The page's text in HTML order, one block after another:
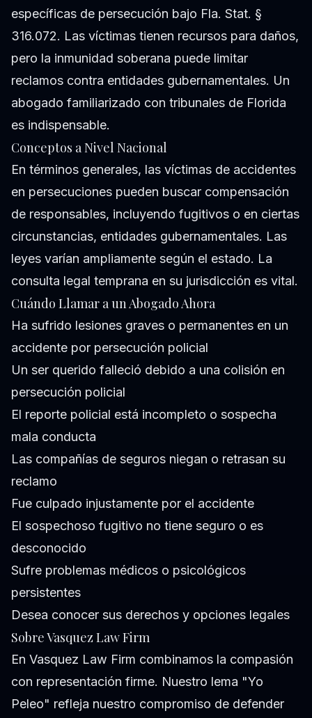
específicas de persecución bajo Fla. Stat. §
316.072. Las víctimas tienen recursos para daños,
pero la inmunidad soberana puede limitar
reclamos contra entidades gubernamentales. Un
abogado familiarizado con tribunales de Florida
es indispensable.
Conceptos a Nivel Nacional
En términos generales, las víctimas de accidentes
en persecuciones pueden buscar compensación
de responsables, incluyendo fugitivos o en ciertas
circunstancias, entidades gubernamentales. Las
leyes varían ampliamente según el estado. La
consulta legal temprana en su jurisdicción es vital.
Cuándo Llamar a un Abogado Ahora
Ha sufrido lesiones graves o permanentes en un
accidente por persecución policial
Un ser querido falleció debido a una colisión en
persecución policial
El reporte policial está incompleto o sospecha
mala conducta
Las compañías de seguros niegan o retrasan su
reclamo
Fue culpado injustamente por el accidente
El sospechoso fugitivo no tiene seguro o es
desconocido
Sufre problemas médicos o psicológicos
persistentes
Desea conocer sus derechos y opciones legales
Sobre Vasquez Law Firm
En Vasquez Law Firm combinamos la compasión
con representación firme. Nuestro lema "Yo
Peleo" refleja nuestro compromiso de defender